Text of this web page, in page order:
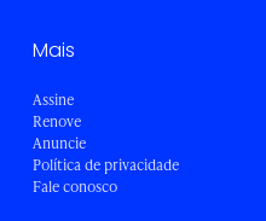
Mais
Assine
Renove
Anuncie
Política de privacidade
Fale conosco